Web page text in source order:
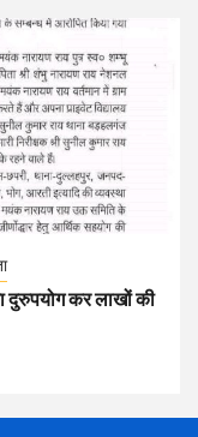
दुरुपयोग कर लाखों की